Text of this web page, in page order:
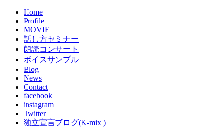
Home
Profile
MOVIE
話し方セミナー
朗読コンサート
ボイスサンプル
Blog
News
Contact
facebook
instagram
Twitter
独立宣言ブログ(K-mix )